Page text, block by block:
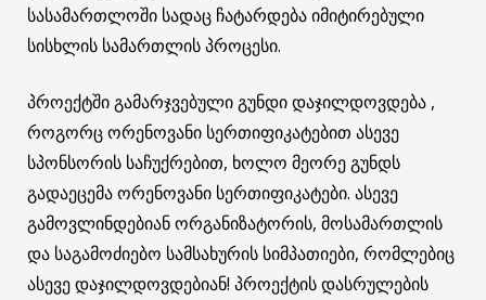
სასამართლოში სადაც ჩატარდება იმიტირებული
სისხლის სამართლის პროცესი.
პროექტში გამარჯვებული გუნდი დაჯილდოვდება ,
როგორც ორენოვანი სერთიფიკატებით ასევე
სპონსორის საჩუქრებით, ხოლო მეორე გუნდს
გადაეცემა ორენოვანი სერთიფიკატები. ასევე
გამოვლინდებიან ორგანიზატორის, მოსამართლის
და საგამოძიებო სამსახურის სიმპათიები, რომლებიც
ასევე დაჯილდოვდებიან! პროექტის დასრულების